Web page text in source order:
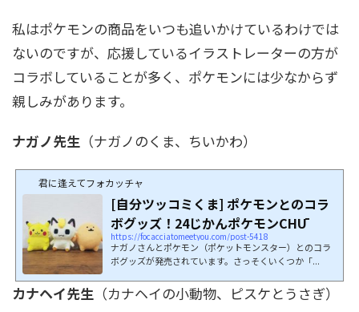
私はポケモンの商品をいつも追いかけているわけでは
ないのですが、応援しているイラストレーターの方が
コラボしていることが多く、ポケモンには少なからず
親しみがあります。
ナガノ先生 （ナガノのくま、ちいかわ）
君に逢えてフォカッチャ
[自分ツッコミくま] ポケモンとのコラ
ボグッズ！24じかんポケモンCHŪ
https://focacciatomeetyou.com/post-5418
ナガノさんとポケモン（ポケットモンスター）とのコラ
ボグッズが発売されています。さっそくいくつか「...
カナヘイ先生 （カナヘイの小動物、ピスケとうさぎ）